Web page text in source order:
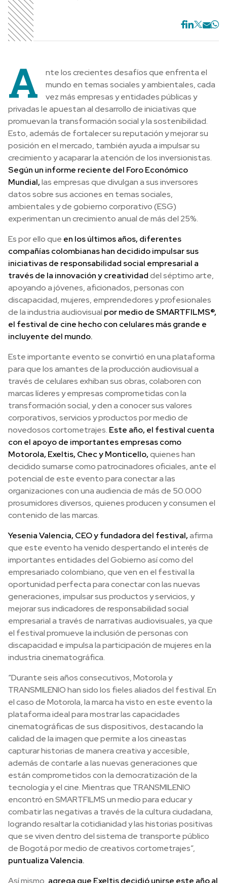
A
nte los crecientes desafíos que enfrenta el
mundo en temas sociales y ambientales, cada
vez más empresas y entidades públicas y
privadas le apuestan al desarrollo de iniciativas que
promuevan la transformación social y la sostenibilidad.
Esto, además de fortalecer su reputación y mejorar su
posición en el mercado, también ayuda a impulsar su
crecimiento y acaparar la atención de los inversionistas.
Según un informe reciente del Foro Económico
Mundial,las empresas que divulgan a sus inversores
datos sobre sus acciones en temas sociales,
ambientales y de gobierno corporativo (ESG)
experimentan un crecimiento anual de más del 25%.
Es por ello que en los últimos años, diferentes
compañías colombianas han decidido impulsar sus
iniciativas de responsabilidad social empresarial a
través de la innovación y creatividaddel séptimo arte,
apoyando a jóvenes, aficionados, personas con
discapacidad, mujeres, emprendedores y profesionales
de la industria audiovisual por medio de SMARTFILMS®,
el festival de cine hecho con celulares más grande e
incluyente del mundo.
Este importante evento se convirtió en una plataforma
para que los amantes de la producción audiovisual a
través de celulares exhiban sus obras, colaboren con
marcas líderes y empresas comprometidas con la
transformación social, y den a conocer sus valores
corporativos, servicios y productos por medio de
novedosos cortometrajes. Este año, el festival cuenta
con el apoyo de importantes empresas como
Motorola, Exeltis, Chec y Monticello,quienes han
decidido sumarse como patrocinadores oficiales, ante el
potencial de este evento para conectar a las
organizaciones con una audiencia de más de 50.000
prosumidores diversos, quienes producen y consumen el
contenido de las marcas.
Yesenia Valencia, CEO y fundadora del festival,afirma
que este evento ha venido despertando el interés de
importantes entidades del Gobierno así como del
empresariado colombiano, que ven en el festival la
oportunidad perfecta para conectar con las nuevas
generaciones, impulsar sus productos y servicios, y
mejorar sus indicadores de responsabilidad social
empresarial a través de narrativas audiovisuales, ya que
el festival promueve la inclusión de personas con
discapacidad e impulsa la participación de mujeres en la
industria cinematográfica.
“Durante seis años consecutivos, Motorola y
TRANSMILENIO han sido los fieles aliados del festival. En
el caso de Motorola, la marca ha visto en este evento la
plataforma ideal para mostrar las capacidades
cinematográficas de sus dispositivos, destacando la
calidad de la imagen que permite a los cineastas
capturar historias de manera creativa y accesible,
además de contarle a las nuevas generaciones que
están comprometidos con la democratización de la
tecnología y el cine. Mientras que TRANSMILENIO
encontró en SMARTFILMS un medio para educar y
combatir las negativas a través de la cultura ciudadana,
logrando resaltar la cotidianidad y las historias positivas
que se viven dentro del sistema de transporte público
de Bogotá por medio de creativos cortometrajes”,
puntualiza Valencia.
Así mismo, agrega que Exeltis decidió unirse este año al